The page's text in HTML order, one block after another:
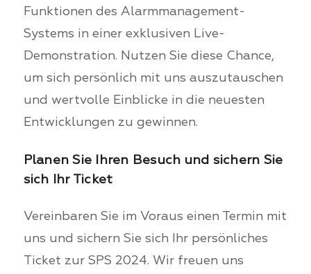
Funktionen des Alarmmanagement-
Systems in einer exklusiven Live-
Demonstration. Nutzen Sie diese Chance,
um sich persönlich mit uns auszutauschen
und wertvolle Einblicke in die neuesten
Entwicklungen zu gewinnen.
Planen Sie Ihren Besuch und sichern Sie
sich Ihr Ticket
Vereinbaren Sie im Voraus einen Termin mit
uns und sichern Sie sich Ihr persönliches
Ticket zur SPS 2024. Wir freuen uns